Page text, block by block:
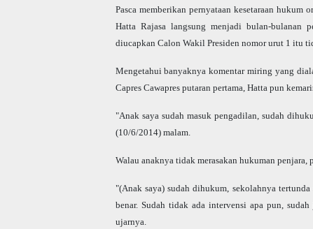
Pasca memberikan pernyataan kesetaraan hukum
Hatta Rajasa langsung menjadi bulan-bulanan
diucapkan Calon Wakil Presiden nomor urut 1 itu
Mengetahui banyaknya komentar miring yang
Capres Cawapres putaran pertama, Hatta pun
"Anak saya sudah masuk pengadilan, sudah
(10/6/2014) malam.
Walau anaknya tidak merasakan hukuman penjara,
"(Anak saya) sudah dihukum, sekolahnya
benar. Sudah tidak ada intervensi apa pun,
ujarnya.